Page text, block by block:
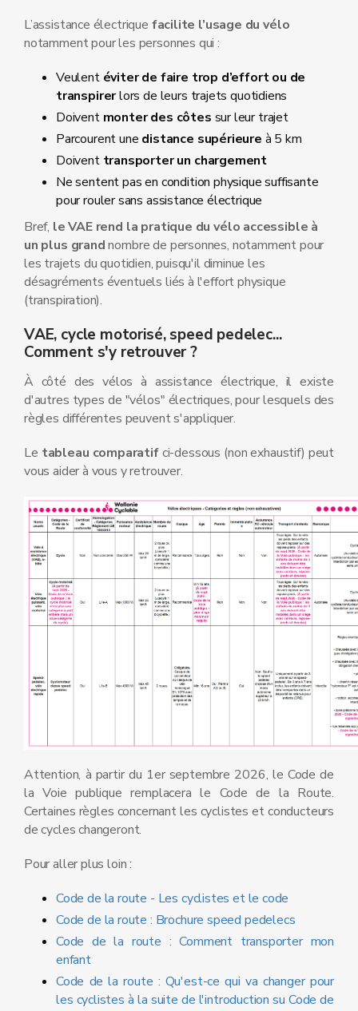
L’assistance électrique facilite l’usage du vélo
notamment pour les personnes qui :
Veulent éviter de faire trop d’effort ou de
transpirerlors de leurs trajets quotidiens
Doivent monter des côtes sur leur trajet
Parcourent une distance supérieure à 5 km
Doivent transporter un chargement
Ne sentent pas en condition physique suffisante
pour rouler sans assistance électrique
Bref, le VAE rend la pratique du vélo accessible à
un plus grandnombre de personnes, notamment pour
les trajets du quotidien, puisqu'il diminue les
désagréments éventuels liés à l'effort physique
(transpiration).
VAE, cycle motorisé, speed pedelec...
Comment s'y retrouver ?
À côté des vélos à assistance électrique, il existe
d'autres types de "vélos" électriques, pour lesquels des
règles différentes peuvent s'appliquer.
Le tableau comparatifci-dessous (non exhaustif) peut
vous aider à vous y retrouver.
Attention, à partir du 1er septembre 2026, le Code de
la Voie publique remplacera le Code de la Route.
Certaines règles concernant les cyclistes et conducteurs
de cycles changeront.
Pour aller plus loin :
Code de la route - Les cyclistes et le code
Code de la route : Brochure speed pedelecs
Code de la route : Comment transporter mon
enfant
Code de la route : Qu'est-ce qui va changer pour
les cyclistes à la suite de l'introduction su Code de